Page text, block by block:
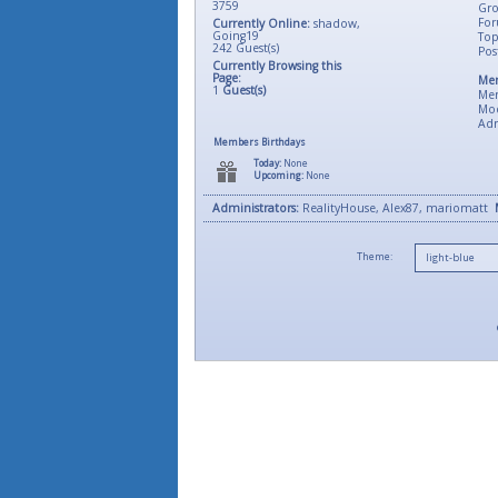
3759
Currently Online: shadow,
Going19
242 Guest(s)
Currently Browsing this
Page:
1 Guest(s)
Members Birthdays
Today: None
Upcoming: None
Administrators: RealityHouse, Alex87, mariomatt
Theme: